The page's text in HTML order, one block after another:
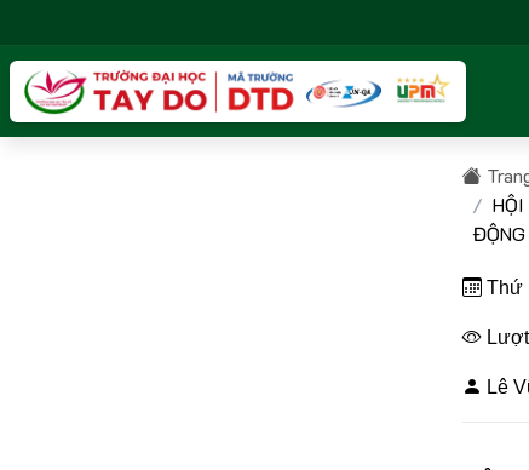
ĐỘNG
Thứ
Lượt
Lê